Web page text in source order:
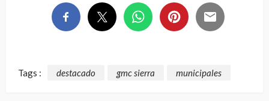
Tags : destacado gmc sierra municipales